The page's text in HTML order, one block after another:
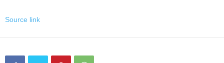
Source link